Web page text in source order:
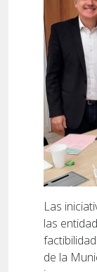
Las
las
de la